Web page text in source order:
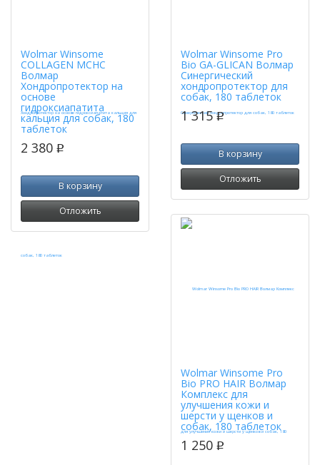
Wolmar Winsome
COLLAGEN MCHC
Волмар
Хондропротектор на
основе
гидроксиапатита
кальция для собак, 180
таблеток
2 380 p
В корзину
Отложить
Wolmar Winsome Pro
Bio GA-GLICAN Волмар
Синергический
хондропротектор для
собак, 180 таблеток
1 315p
В корзину
Отложить
Wolmar Winsome Pro
Bio PRO HAIR Волмар
Комплекс для
улучшения кожи и
шерсти у щенков и
собак, 180 таблеток
1 250 p